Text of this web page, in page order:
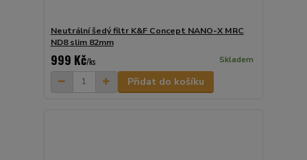
Neutrální šedý filtr K&F Concept NANO-X MRC
ND8 slim 82mm
999 Kč/ks Skladem
Přidat do košíku